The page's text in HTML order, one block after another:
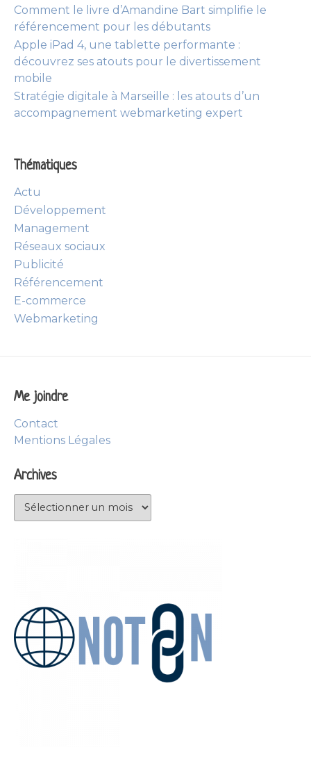
Comment le livre d’Amandine Bart simplifie le
référencement pour les débutants
Apple iPad 4, une tablette performante :
découvrez ses atouts pour le divertissement
mobile
Stratégie digitale à Marseille : les atouts d’un
accompagnement webmarketing expert
Thématiques
Actu
Développement
Management
Réseaux sociaux
Publicité
Référencement
E-commerce
Webmarketing
Me joindre
Contact
Mentions Légales
Archives
Archives